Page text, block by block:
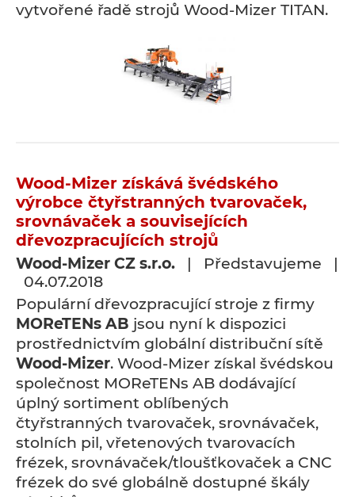
vytvořené řadě strojů Wood-Mizer TITAN.
Wood-Mizer získává švédského
výrobce čtyřstranných tvarovaček,
srovnávaček a souvisejících
dřevozpracujících strojů
Wood-Mizer CZ s.r.o. | Představujeme |
04.07.2018
Populární dřevozpracující stroje z firmy
MOReTENs AB jsou nyní k dispozici
prostřednictvím globální distribuční sítě
Wood-Mizer. Wood-Mizer získal švédskou
společnost MOReTENs AB dodávající
úplný sortiment oblíbených
čtyřstranných tvarovaček, srovnávaček,
stolních pil, vřetenových tvarovacích
frézek, srovnávaček/tloušťkovaček a CNC
frézek do své globálně dostupné škály